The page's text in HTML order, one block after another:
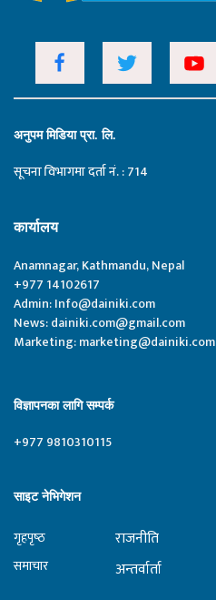
अनुपम मिडिया प्रा. लि.
सूचना विभागमा दर्ता नं. : 714
कार्यालय
Anamnagar, Kathmandu, Nepal
+977 14102617
Admin:Info@dainiki.com
News:dainiki.com@gmail.com
Marketing:marketing@dainiki.com
विज्ञापनका लागि सम्पर्क
+977 9810310115
साइट नेभिगेशन
गृहपृष्‍ठ
समाचार
राजनीति
अन्तर्वार्ता